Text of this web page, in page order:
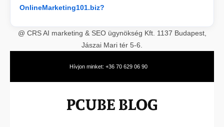
OnlineMarketing101.biz?
@ CRS AI marketing & SEO ügynökség Kft. 1137 Budapest,
Jászai Mari tér 5-6.
Hívjon minket: +36 70 629 06 90